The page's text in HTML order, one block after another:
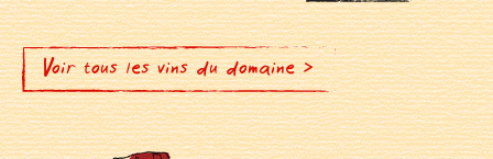
Voir tous les vins du domaine >